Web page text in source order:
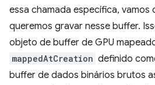
essa chamada específica, vamos
queremos gravar nesse buffer.
objeto de buffer de GPU
mappedAtCreation definido
buffer de dados binários brutos